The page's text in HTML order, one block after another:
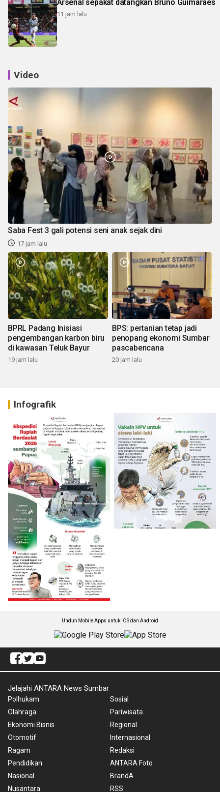
Arsenal sepakat datangkan Bruno Guimaraes
11 jam lalu
Video
Saba Fest 3 gali potensi seni anak sejak dini
17 jam lalu
BPRL Padang Inisiasi
pengembangan karbon biru
di kawasan Teluk Bayur
19 jam lalu
BPS: pertanian tetap jadi
penopang ekonomi Sumbar
pascabencana
20 jam lalu
Infografik
Unduh Mobile Apps untuk iOS dan Android
Jelajahi ANTARA News Sumbar
Polhukam
Olahraga
Ekonomi Bisnis
Otomotif
Ragam
Pendidikan
Nasional
Nusantara
Sosial
Pariwisata
Regional
Internasional
Redaksi
ANTARA Foto
BrandA
RSS